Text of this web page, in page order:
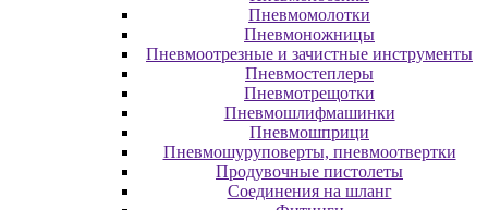
Пневмомолотки
Пневмоножницы
Пневмоотрезные и зачистные инструменты
Пневмостеплеры
Пневмотрещотки
Пневмошлифмашинки
Пневмошприци
Пневмошуруповерты, пневмоотвертки
Продувочные пистолеты
Соединения на шланг